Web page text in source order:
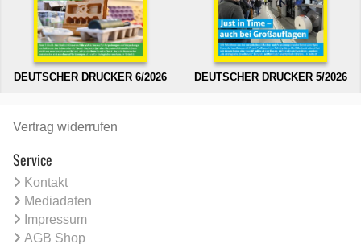
DEUTSCHER DRUCKER 6/2026 DEUTSCHER DRUCKER 5/2026
Vertrag widerrufen
Service
Kontakt
Mediadaten
Impressum
AGB Shop